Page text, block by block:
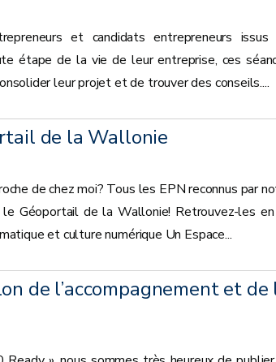
et candidats entrepreneurs issus
étape de la vie de leur entreprise, ces
leur projet et de trouver des conseils....
de la Wallonie
de chez moi? Tous les EPN reconnus par
Géoportail de la Wallonie! Retrouvez-les en
et culture numérique Un Espace...
de l’accompagnement et de